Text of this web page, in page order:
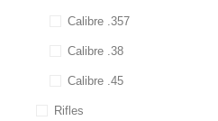
Calibre .357
Calibre .38
Calibre .45
Rifles